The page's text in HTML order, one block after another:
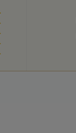
5 hvězdiček